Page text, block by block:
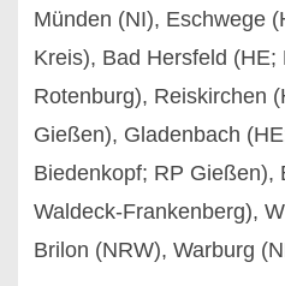
Münden (NI), Eschwege
Kreis), Bad Hersfeld (HE;
Rotenburg), Reiskirchen
Gießen), Gladenbach
Biedenkopf; RP Gießen),
Waldeck-Frankenberg),
Brilon (NRW), Warburg